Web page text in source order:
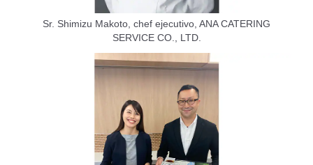
Sr. Shimizu Makoto, chef ejecutivo, ANA CATERING
SERVICE CO., LTD.